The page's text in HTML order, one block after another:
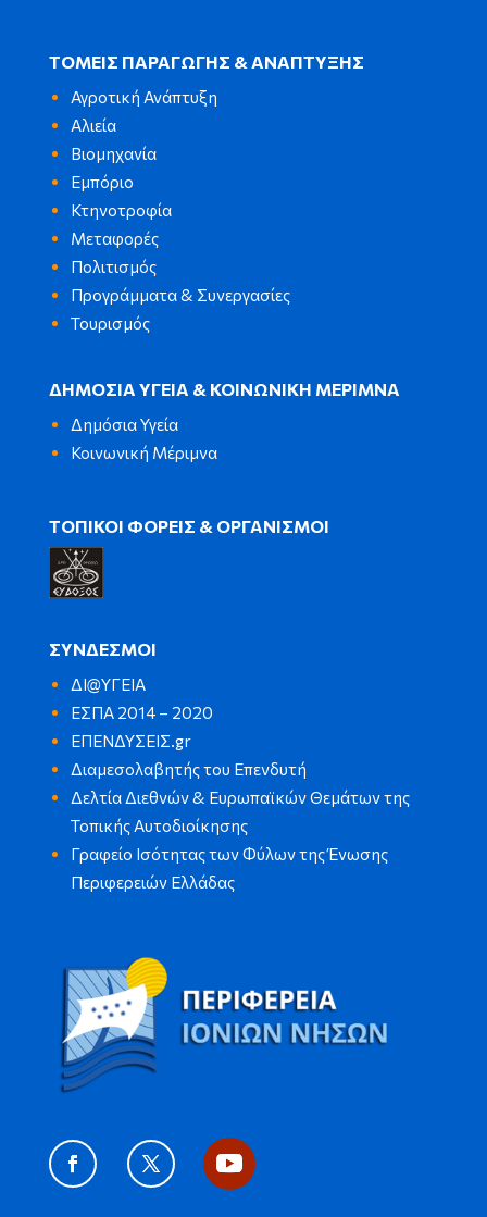
ΤΟΜΕΙΣ ΠΑΡΑΓΩΓΗΣ & ΑΝΑΠΤΥΞΗΣ
Αγροτική Ανάπτυξη
Αλιεία
Βιομηχανία
Εμπόριο
Κτηνοτροφία
Μεταφορές
Πολιτισμός
Προγράμματα & Συνεργασίες
Τουρισμός
ΔΗΜΟΣΙΑ ΥΓΕΙΑ & ΚΟΙΝΩΝΙΚΗ ΜΕΡΙΜΝΑ
Δημόσια Υγεία
Κοινωνική Μέριμνα
ΤΟΠΙΚΟΙ ΦΟΡΕΙΣ & ΟΡΓΑΝΙΣΜΟΙ
ΣΥΝΔΕΣΜΟΙ
ΔΙ@ΥΓΕΙΑ
ΕΣΠΑ 2014 – 2020
ΕΠΕΝΔΥΣΕΙΣ.gr
Διαμεσολαβητής του Επενδυτή
Δελτία Διεθνών & Ευρωπαϊκών Θεμάτων της
Τοπικής Αυτοδιοίκησης
Γραφείο Ισότητας των Φύλων της Ένωσης
Περιφερειών Ελλάδας